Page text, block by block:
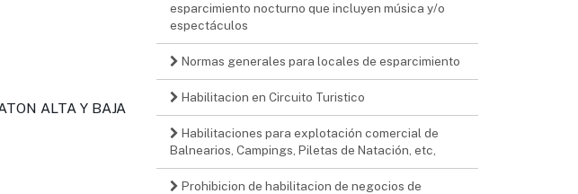
ALTA Y BAJA
esparcimiento nocturno que incluyen música y/o
espectáculos
Normas generales para locales de esparcimiento
Habilitacion en Circuito Turistico
Habilitaciones para explotación comercial de
Balnearios, Campings, Piletas de Natación, etc,
Prohibicion de habilitacion de negocios de